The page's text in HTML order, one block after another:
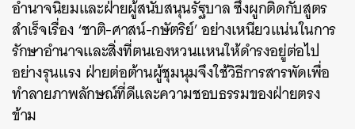
อำนาจนิยมและฝ่ายผู้สนับสนุนรัฐบาล ซึ่งผูกติดกับสูตร
สำเร็จเรื่อง ‘ชาติ-ศาสน์-กษัตริย์’ อย่างเหนียวแน่นในการ
รักษาอำนาจและสิ่งที่ตนเองหวนแหนให้ดำรงอยู่ต่อไป
อย่างรุนแรง ฝ่ายต่อต้านผู้ชุมนุมจึงใช้วิธีการสารพัดเพื่อ
ทำลายภาพลักษณ์ที่ดีและความชอบธรรมของฝ่ายตรง
ข้าม